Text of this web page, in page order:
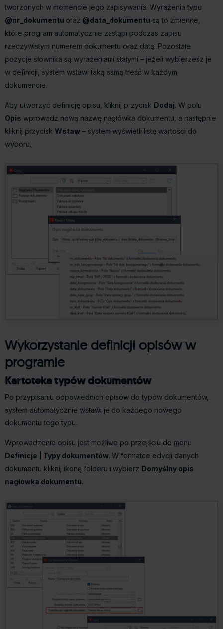
tworzonych w momencie jego zapisywania. Wyrażenia typu
@nr_dokumentu oraz @data_dokumentu są to zmienne,
które program automatycznie zastąpi podczas zapisu
rzeczywistym numerem dokumentu oraz datą. Pozostałe
pozycje słownika są wyrażeniami stałymi – jeżeli wybierzesz je
w definicji, system wstawi taką samą treść w każdym
dokumencie.
Aby utworzyć definicję opisu, kliknij przycisk Dodaj. W polu
Opis wprowadź nową nazwę nagłówka dokumentu, a następnie
kliknij przycisk Wstaw – system wyświetli listę wartości do
wyboru.
Wykorzystanie definicji opisów w
programie
Kartoteka typów dokumentów
Po przypisaniu odpowiednich opisów do typów dokumentów,
system automatycznie wstawi je do każdego nowego
dokumentu tego typu.
Wprowadzenie opisu jest możliwe po przejściu do menu
Definicje | Typy dokumentów. W formatce edycji danych
dokumentu kliknij ikonę folderu i wybierz Domyślny opis
nagłówka dokumentu.